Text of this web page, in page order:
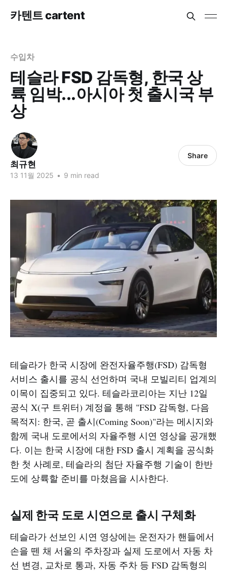
카텐트 cartent
수입차
테슬라 FSD 감독형, 한국 상
륙 임박...아시아 첫 출시국 부
상
최규현
13 11월 2025 • 9 min read
Share
테슬라가 한국 시장에 완전자율주행(FSD) 감독형
서비스 출시를 공식 선언하며 국내 모빌리티 업계의
이목이 집중되고 있다. 테슬라코리아는 지난 12일
공식 X(구 트위터) 계정을 통해 "FSD 감독형, 다음
목적지: 한국, 곧 출시(Coming Soon)"라는 메시지와
함께 국내 도로에서의 자율주행 시연 영상을 공개했
다. 이는 한국 시장에 대한 FSD 출시 계획을 공식화
한 첫 사례로, 테슬라의 첨단 자율주행 기술이 한반
도에 상륙할 준비를 마쳤음을 시사한다.
실제 한국 도로 시연으로 출시 구체화
테슬라가 선보인 시연 영상에는 운전자가 핸들에서
손을 뗀 채 서울의 주차장과 실제 도로에서 자동 차
선 변경, 교차로 통과, 자동 주차 등 FSD 감독형의